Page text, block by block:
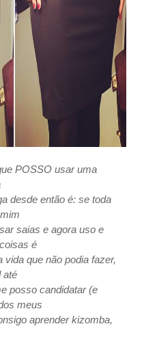
POSSO usar uma
desde então é: se toda
saias e agora uso e
é
vida que não podia fazer,
até
posso candidatar (e
meus
aprender kizomba,